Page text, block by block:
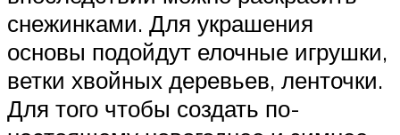
снежинками. Для украшения
основы подойдут елочные игрушки,
ветки хвойных деревьев, ленточки.
Для того чтобы создать по-